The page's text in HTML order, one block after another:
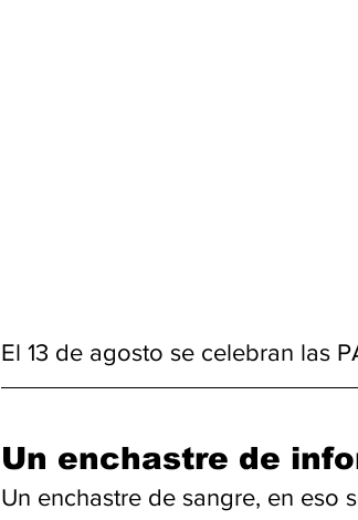
El 13 de agosto se celebran las
Un enchastre de
Un enchastre de sangre, en eso